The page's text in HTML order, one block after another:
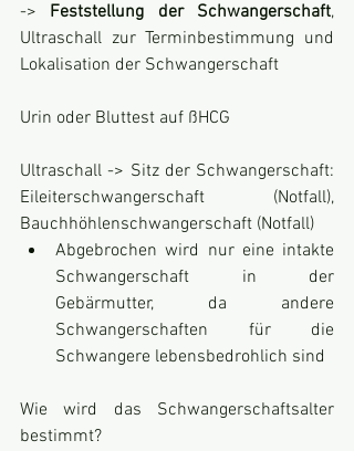
-> Feststellung der Schwangerschaft,
Ultraschall zur Terminbestimmung und
Lokalisation der Schwangerschaft
Urin oder Bluttest auf ßHCG
Ultraschall -> Sitz der Schwangerschaft:
Eileiterschwangerschaft (Notfall),
Bauchhöhlenschwangerschaft (Notfall)
Abgebrochen wird nur eine intakte
Schwangerschaft in der
Gebärmutter, da andere
Schwangerschaften für die
Schwangere lebensbedrohlich sind
Wie wird das Schwangerschaftsalter
bestimmt?